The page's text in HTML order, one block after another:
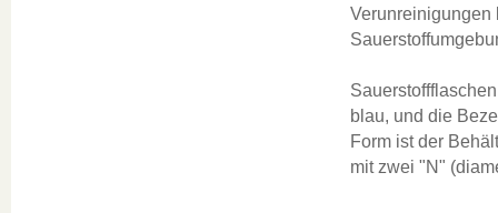
Verunreinigungen
blau, und die
Form ist der
mit zwei "N"